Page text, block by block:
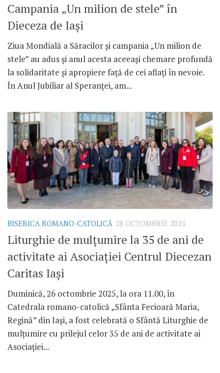
Campania „Un milion de stele” în
Dieceza de Iași
Ziua Mondială a Săracilor și campania „Un milion de
stele” au adus și anul acesta aceeași chemare profundă
la solidaritate și apropiere față de cei aflați în nevoie.
În Anul Jubiliar al Speranței, am...
BISERICA ROMANO-CATOLICĂ 28 OCTOMBRIE 2025
Liturghie de mulțumire la 35 de ani de
activitate ai Asociației Centrul Diecezan
Caritas Iași
Duminică, 26 octombrie 2025, la ora 11.00, în
Catedrala romano-catolică „Sfânta Fecioară Maria,
Regină” din Iași, a fost celebrată o Sfântă Liturghie de
mulțumire cu prilejul celor 35 de ani de activitate ai
Asociației...